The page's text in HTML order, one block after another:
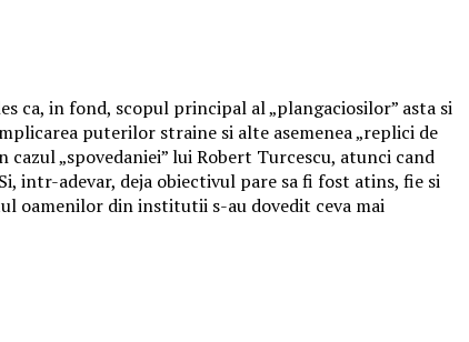
ca, in fond, scopul principal al „plangaciosilor” asta si
puterilor straine si alte asemenea „replici de
„spovedaniei” lui Robert Turcescu, atunci cand
intr-adevar, deja obiectivul pare sa fi fost atins, fie si
oamenilor din institutii s-au dovedit ceva mai